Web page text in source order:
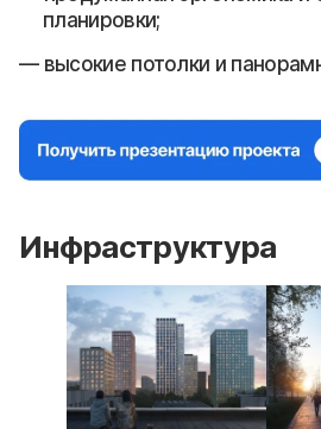
планировки;
высокие потолки и
Инфраструктура